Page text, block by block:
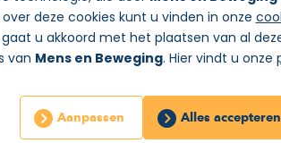
deze cookies kunt u vinden in onze
u akkoord met het plaatsen van al
van Mens en Beweging. Hier vindt u onze
Aanpassen Alles accepteren